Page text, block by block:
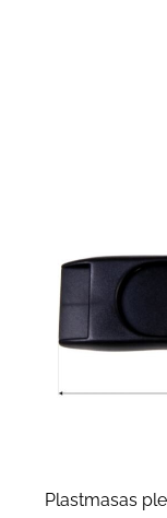
Plastmasas